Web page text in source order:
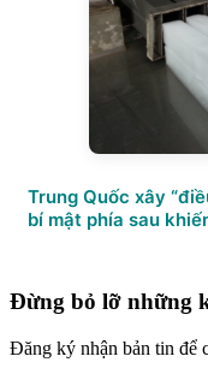
Trung Quốc xây
bí mật phía sau
Đừng bỏ lỡ những
Đăng ký nhận bản tin để